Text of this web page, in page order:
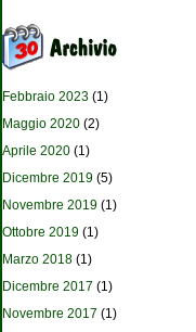
Febbraio 2023 (1)
Maggio 2020 (2)
Aprile 2020 (1)
Dicembre 2019 (5)
Novembre 2019 (1)
Ottobre 2019 (1)
Marzo 2018 (1)
Dicembre 2017 (1)
Novembre 2017 (1)